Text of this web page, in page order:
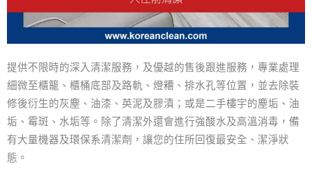
提供不限時的深入清潔服務，及優越的售後跟進服務，專業處理
細微至櫃籠、櫃桶底部及路軌、燈糟、排水孔等位置，並去除裝
修後衍生的灰塵、油漆、英泥及膠漬；或是二手樓宇的塵垢、油
垢、霉斑、水垢等。除了清潔外還會進行強酸水及高溫消毒，備
有大量機器及環保系清潔劑，讓您的住所回復最安全、潔淨狀
態。